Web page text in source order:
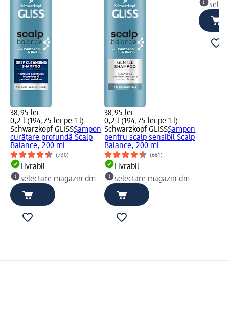
38,95 lei
0,2 l (194,75 lei pe 1 l)
Schwarzkopf GLISSȘampon
curățare profundă Scalp
Balance, 200 ml
(730)
Livrabil
selectare magazin dm
38,95 lei
0,2 l (194,75 lei pe 1 l)
Schwarzkopf GLISSȘampon
pentru scalp sensibil Scalp
Balance, 200 ml
(661)
Livrabil
selectare magazin dm